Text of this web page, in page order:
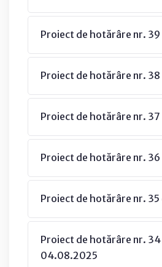
Proiect de hotărâre nr.
Proiect de hotărâre nr.
Proiect de hotărâre nr.
Proiect de hotărâre nr.
Proiect de hotărâre nr.
Proiect de hotărâre nr. 34
04.08.2025